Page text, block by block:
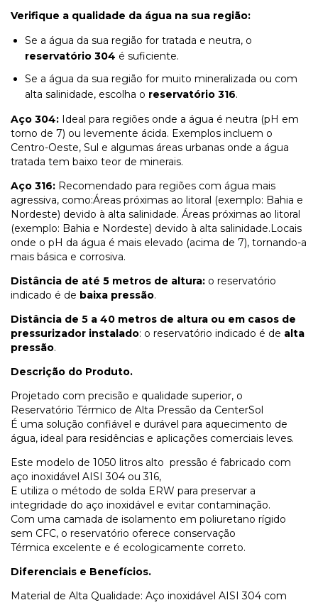
Verifique a qualidade da água na sua região:
Se a água da sua região for tratada e neutra, o
reservatório 304 é suficiente.
Se a água da sua região for muito mineralizada ou com
alta salinidade, escolha o reservatório 316.
Aço 304: Ideal para regiões onde a água é neutra (pH em
torno de 7) ou levemente ácida. Exemplos incluem o
Centro-Oeste, Sul e algumas áreas urbanas onde a água
tratada tem baixo teor de minerais.
Aço 316: Recomendado para regiões com água mais
agressiva, como:Áreas próximas ao litoral (exemplo: Bahia e
Nordeste) devido à alta salinidade. Áreas próximas ao litoral
(exemplo: Bahia e Nordeste) devido à alta salinidade.Locais
onde o pH da água é mais elevado (acima de 7), tornando-a
mais básica e corrosiva.
Distância de até 5 metros de altura: o reservatório
indicado é de baixa pressão.
Distância de 5 a 40 metros de altura ou em casos de
pressurizador instalado: o reservatório indicado é de alta
pressão.
Descrição do Produto.
Projetado com precisão e qualidade superior, o
Reservatório Térmico de Alta Pressão da CenterSol
É uma solução confiável e durável para aquecimento de
água, ideal para residências e aplicações comerciais leves.
Este modelo de 1050 litros alto pressão é fabricado com
aço inoxidável AISI 304 ou 316,
E utiliza o método de solda ERW para preservar a
integridade do aço inoxidável e evitar contaminação.
Com uma camada de isolamento em poliuretano rígido
sem CFC, o reservatório oferece conservação
Térmica excelente e é ecologicamente correto.
Diferenciais e Benefícios.
Material de Alta Qualidade: Aço inoxidável AISI 304 com